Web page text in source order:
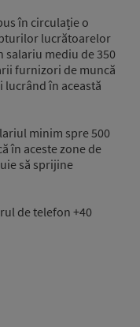
în circulație o
lucrătoarelor
mediu de 350
furnizori de muncă
lucrând în această
minim spre 500
în aceste zone de
să sprijine
de telefon +40